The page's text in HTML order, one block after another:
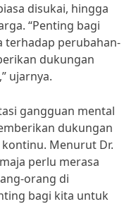
disukai, hingga
“Penting bagi
terhadap perubahan-
dukungan
ujarnya.
gangguan mental
dukungan
Menurut Dr.
perlu merasa
orang di
bagi kita untuk